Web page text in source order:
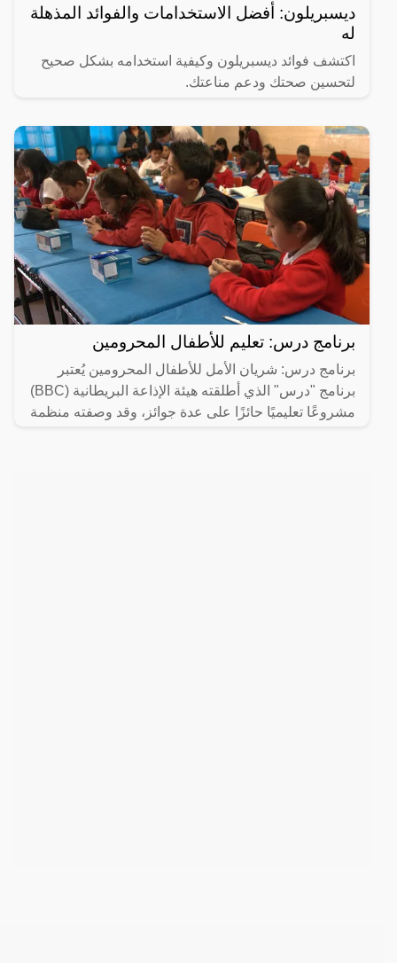
ديسبريلون: أفضل الاستخدامات والفوائد المذهلة
له
اكتشف فوائد ديسبريلون وكيفية استخدامه بشكل صحيح
لتحسين صحتك ودعم مناعتك.
برنامج درس: تعليم للأطفال المحرومين
برنامج درس: شريان الأمل للأطفال المحرومين يُعتبر
برنامج "درس" الذي أطلقته هيئة الإذاعة البريطانية (BBC)
مشروعًا تعليميًا حائزًا على عدة جوائز، وقد وصفته منظمة